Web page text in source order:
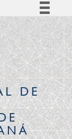
BR
informação
DE